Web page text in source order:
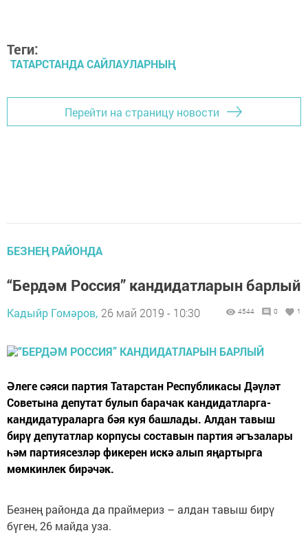
Теги:
ТАТАРСТАНДА САЙЛАУЛАРНЫҢ
Перейти на страницу новости
БЕЗНЕҢ РАЙОНДА
“Бердәм Россия” кандидатларын барлый
Кадыйр Гомәров, 26 май 2019 - 10:30 4544 0 1
Әлеге сәяси партия Татарстан Республикасы Дәүләт
Советына депутат булып барачак кандидатларга-
кандидатураларга бәя куя башлады. Алдан тавыш
бирү депутатлар корпусы составын партия әгъзалары
һәм партиясезләр фикерен искә алып яңартырга
мөмкинлек бирәчәк.
Безнең районда да праймериз – алдан тавыш бирү
бүген, 26 майда уза.